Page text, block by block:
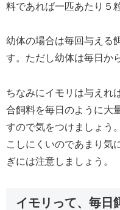
料であれば一匹あたり５
幼体の場合は毎回与える
す。ただし幼体は毎日か
ちなみにイモリは与えれ
合飼料を毎日のように大
すので気をつけましょう
こしにくいのであまり気
ぎには注意しましょう。
イモリって、毎日